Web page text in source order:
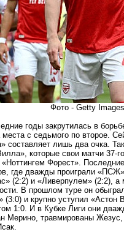
Фото - Getty Images
годы закрутилась в
с седьмого по второе.
составляет лишь два очка.
которые свои матчи 37-
Форест».
где дважды проиграли
(2:2) и «Ливерпулем» (2:2),
В прошлом туре он
и крупно уступил
1:0. И в Кубке Лиги они
Мерино, травмированы